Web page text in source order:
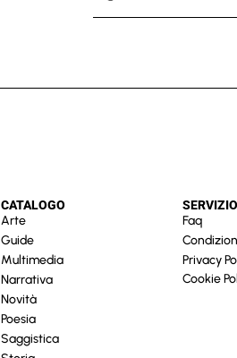
CATALOGO
Arte
Guide
Multimedia
Narrativa
Novità
Poesia
Saggistica
Faq
Privacy
Cookie